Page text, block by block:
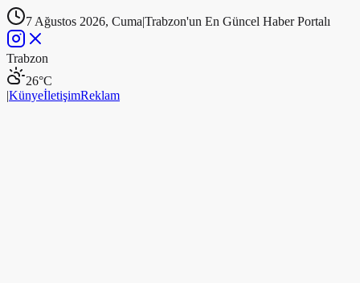
7 Ağustos 2026, Cuma|Trabzon'un En Güncel Haber Portalı
Trabzon
26°C
|KünyeİletişimReklam